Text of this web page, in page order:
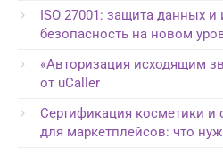
ISO 27001: защита данных
безопасность на новом
«Авторизация исходящим
от uCaller
Сертификация косметики и
для маркетплейсов: что